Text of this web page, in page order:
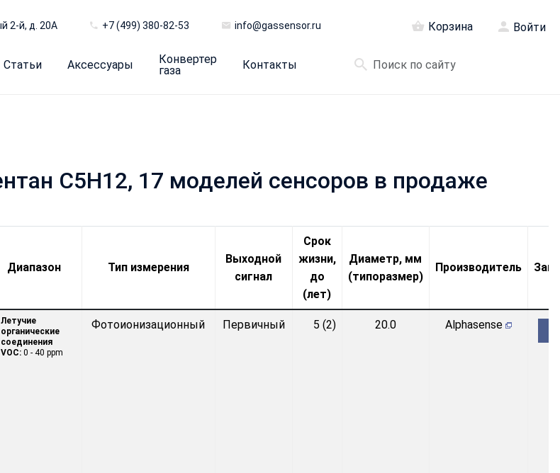
2-й, д. 20А +7 (499) 380-82-53 info@gassensor.ru Корзина Войти
Статьи Аксессуары
Конвертер
газа
Контакты
C5H12, 17 моделей сенсоров в продаже
Диапазон Тип измерения
Выходной
сигнал
Срок
жизни,
до
(лет)
Диаметр, мм
(типоразмер)
Производитель
Летучие
органические
соединения
VOC:0 - 40 ppm
Фотоионизационный Первичный 5 (2) 20.0 Alphasense